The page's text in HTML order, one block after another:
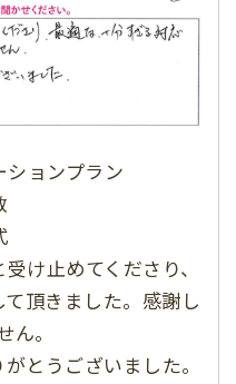
ョンプラン
け止めてくださり、
頂きました。感謝し
ん。
とうございました。